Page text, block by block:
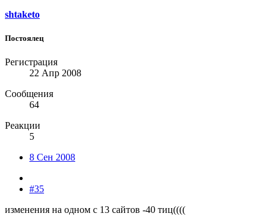
shtaketo
Постоялец
Регистрация
22 Апр 2008
Сообщения
64
Реакции
5
8 Сен 2008
#35
изменения на одном с 13 сайтов -40 тиц((((